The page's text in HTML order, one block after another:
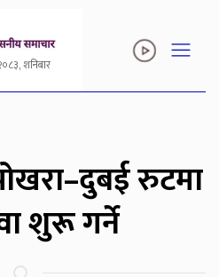
शनिबार
रुटमा
शुरू गर्ने